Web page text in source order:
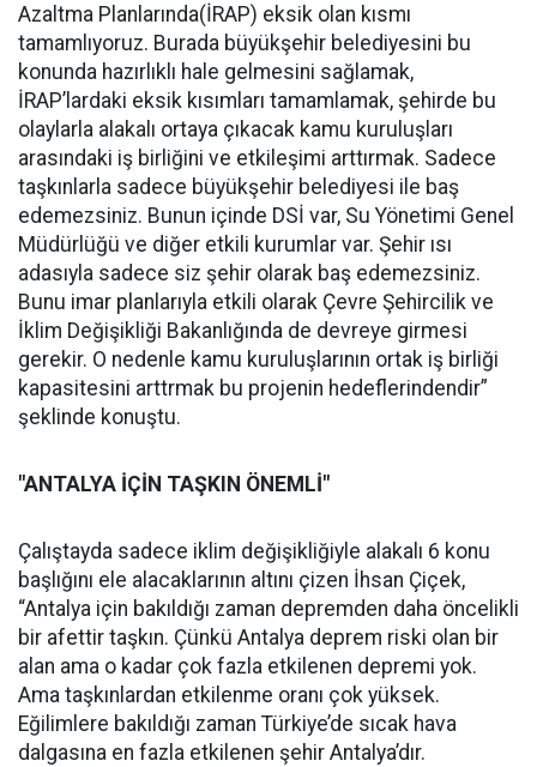
Azaltma Planlarında(İRAP) eksik olan kısmı
tamamlıyoruz. Burada büyükşehir belediyesini bu
konunda hazırlıklı hale gelmesini sağlamak,
İRAP’lardaki eksik kısımları tamamlamak, şehirde bu
olaylarla alakalı ortaya çıkacak kamu kuruluşları
arasındaki iş birliğini ve etkileşimi arttırmak. Sadece
taşkınlarla sadece büyükşehir belediyesi ile baş
edemezsiniz. Bunun içinde DSİ var, Su Yönetimi Genel
Müdürlüğü ve diğer etkili kurumlar var. Şehir ısı
adasıyla sadece siz şehir olarak baş edemezsiniz.
Bunu imar planlarıyla etkili olarak Çevre Şehircilik ve
İklim Değişikliği Bakanlığında de devreye girmesi
gerekir. O nedenle kamu kuruluşlarının ortak iş birliği
kapasitesini arttrmak bu projenin hedeflerindendir”
şeklinde konuştu.
"ANTALYA İÇİN TAŞKIN ÖNEMLİ"
Çalıştayda sadece iklim değişikliğiyle alakalı 6 konu
başlığını ele alacaklarının altını çizen İhsan Çiçek,
“Antalya için bakıldığı zaman depremden daha öncelikli
bir afettir taşkın. Çünkü Antalya deprem riski olan bir
alan ama o kadar çok fazla etkilenen depremi yok.
Ama taşkınlardan etkilenme oranı çok yüksek.
Eğilimlere bakıldığı zaman Türkiye’de sıcak hava
dalgasına en fazla etkilenen şehir Antalya’dır.